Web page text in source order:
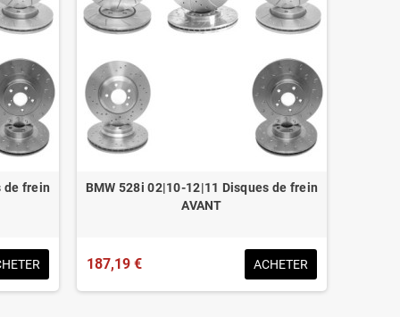
de frein
BMW 528i 02|10-12|11 Disques de frein
AVANT
187,19 € ACHETER